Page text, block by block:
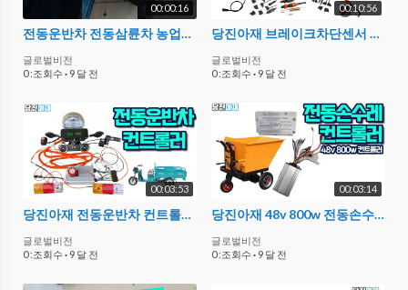
00:00:16
전동운반차 전동삼륜차 농업용 당진아재 72v2000w2미터 출고테스트24092000063 회원 출항전테스트
글로벌비전
0 :조회수 · 9 달 전
00:10:56
당진아재 브레이크차단센서 부품에알아보자 전동차 스쿠터 자전거 삼륜차 브레이크센서 부품 부속
글로벌비전
0 :조회수 · 9 달 전
00:03:53
당진아재 전동운반차 컨트롤러 전동삼륜차부품 전동카트제작
글로벌비전
0 :조회수 · 9 달 전
00:03:14
당진아재 48v 800w 전동손수레 컨트롤러 전동운반차컨트롤러
글로벌비전
0 :조회수 · 9 달 전